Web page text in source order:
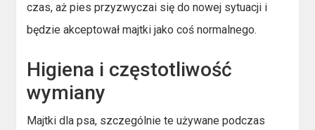
czas, aż pies przyzwyczai się do nowej sytuacji i
będzie akceptował majtki jako coś normalnego.
Higiena i częstotliwość
wymiany
Majtki dla psa, szczególnie te używane podczas